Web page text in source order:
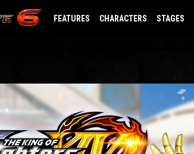
FEATURES CHARACTERS STAGES